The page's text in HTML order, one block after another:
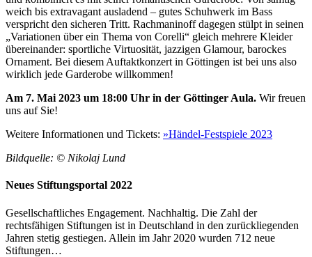
weich bis extravagant ausladend – gutes Schuhwerk im Bass
verspricht den sicheren Tritt. Rachmaninoff dagegen stülpt in seinen
„Variationen über ein Thema von Corelli“ gleich mehrere Kleider
übereinander: sportliche Virtuosität, jazzigen Glamour, barockes
Ornament. Bei diesem Auftaktkonzert in Göttingen ist bei uns also
wirklich jede Garderobe willkommen!
Am 7. Mai 2023 um 18:00 Uhr in der Göttinger Aula. Wir freuen
uns auf Sie!
Weitere Informationen und Tickets: »Händel-Festspiele 2023
Bildquelle: © Nikolaj Lund
Neues Stiftungsportal 2022
Gesellschaftliches Engagement. Nachhaltig. Die Zahl der
rechtsfähigen Stiftungen ist in Deutschland in den zurückliegenden
Jahren stetig gestiegen. Allein im Jahr 2020 wurden 712 neue
Stiftungen…